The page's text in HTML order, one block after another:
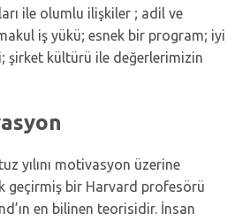
ile olumlu ilişkiler ; adil ve
iş yükü; esnek bir program; iyi
şirket kültürü ile değerlerimizin
yılını motivasyon üzerine
geçirmiş bir Harvard profesörü
en bilinen teorisidir. İnsan